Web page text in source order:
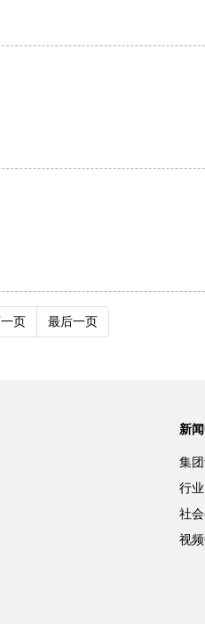
页 最后一页
新
集
行
社
视